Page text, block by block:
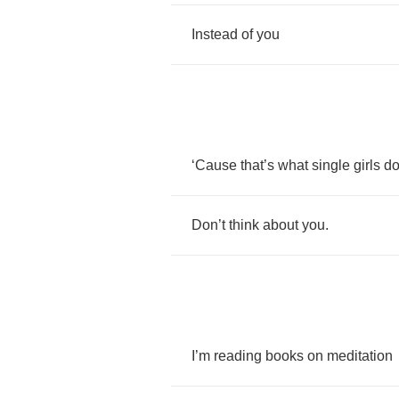
Instead of you
‘Cause that’s what single girls do
Don’t think about you.
’m reading books on meditation